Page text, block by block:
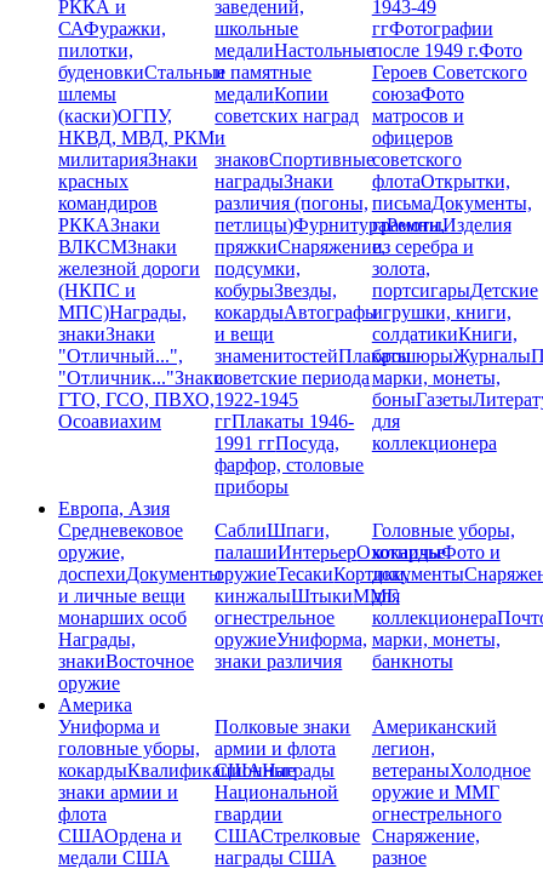
РККА и
САФуражки,
пилотки,
буденовкиСтальные
шлемы
(каски)ОГПУ,
НКВД, МВД, РКМ
милитарияЗнаки
красных
командиров
РККАЗнаки
ВЛКСМЗнаки
железной дороги
(НКПС и
МПС)Награды,
знакиЗнаки
"Отличный...",
"Отличник..."Знаки
ГТО, ГСО, ПВХО,
Осоавиахим
заведений,
школьные
медалиНастольные
и памятные
медалиКопии
советских наград
и
знаковСпортивные
наградыЗнаки
различия (погоны,
петлицы)ФурнитураРемни,
пряжкиСнаряжение,
подсумки,
кобурыЗвезды,
кокардыАвтографы
и вещи
знаменитостейПлакаты
советские периода
1922-1945
ггПлакаты 1946-
1991 ггПосуда,
фарфор, столовые
приборы
1943-49
ггФотографии
после 1949 г.Фото
Героев Советского
союзаФото
матросов и
офицеров
советского
флотаОткрытки,
письмаДокументы,
грамотыИзделия
из серебра и
золота,
портсигарыДетские
игрушки, книги,
солдатикиКниги,
брошюрыЖурналы
марки, монеты,
боныГазеты
для
коллекционера
Европа, Азия
Средневековое
оружие,
доспехиДокументы
и личные вещи
монарших особ
Награды,
знакиВосточное
оружие
СаблиШпаги,
палашиИнтерьерОхотничье
оружиеТесакиКортики,
кинжалыШтыкиММГ,
огнестрельное
оружиеУниформа,
знаки различия
Головные уборы,
кокардыФото и
документы
для
коллекционера
марки, монеты,
банкноты
Америка
Униформа и
головные уборы,
кокардыКвалификационные
знаки армии и
флота
СШАОрдена и
медали США
Полковые знаки
армии и флота
СШАНаграды
Национальной
гвардии
СШАСтрелковые
награды США
Американский
легион,
ветераныХолодное
оружие и ММГ
огнестрельного
Снаряжение,
разное